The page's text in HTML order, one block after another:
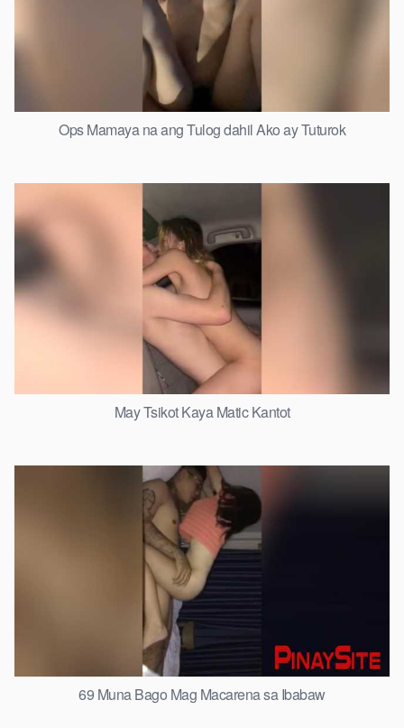
Ops Mamaya na ang Tulog dahil Ako ay Tuturok
May Tsikot Kaya Matic Kantot
69 Muna Bago Mag Macarena sa Ibabaw